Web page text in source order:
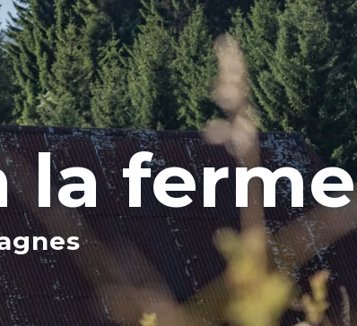
la ferme